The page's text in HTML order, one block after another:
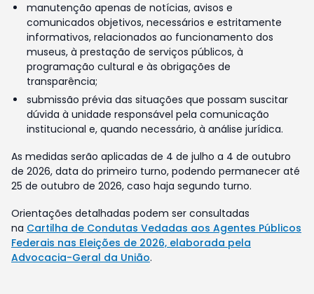
manutenção apenas de notícias, avisos e
comunicados objetivos, necessários e estritamente
informativos, relacionados ao funcionamento dos
museus, à prestação de serviços públicos, à
programação cultural e às obrigações de
transparência;
submissão prévia das situações que possam suscitar
dúvida à unidade responsável pela comunicação
institucional e, quando necessário, à análise jurídica.
As medidas serão aplicadas de 4 de julho a 4 de outubro
de 2026, data do primeiro turno, podendo permanecer até
25 de outubro de 2026, caso haja segundo turno.
Orientações detalhadas podem ser consultadas
na Cartilha de Condutas Vedadas aos Agentes Públicos
Federais nas Eleições de 2026, elaborada pela
Advocacia-Geral da União.